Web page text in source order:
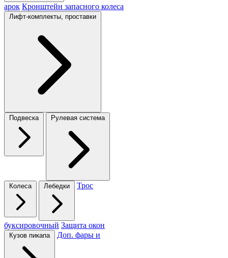
арок Кронштейн запасного колеса
Лифт-комплекты, проставки
Подвеска Рулевая система
Колеса Лебедки Трос
буксировочный Защита окон
Кузов пикапа Доп. фары и